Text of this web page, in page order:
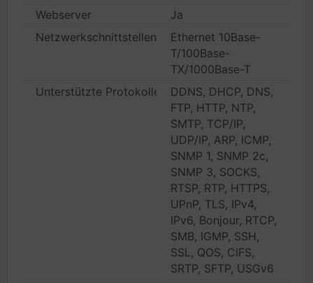
Webserver
Ja
Netzwerkschnittstellen
Ethernet 10Base-
T/100Base-
TX/1000Base-T
Unterstützte Protokolle
DDNS, DHCP, DNS,
FTP, HTTP, NTP,
SMTP, TCP/IP,
UDP/IP, ARP, ICMP,
SNMP 1, SNMP 2c,
SNMP 3, SOCKS,
RTSP, RTP, HTTPS,
UPnP, TLS, IPv4,
IPv6, Bonjour, RTCP,
SMB, IGMP, SSH,
SSL, QOS, CIFS,
SRTP, SFTP, USGv6